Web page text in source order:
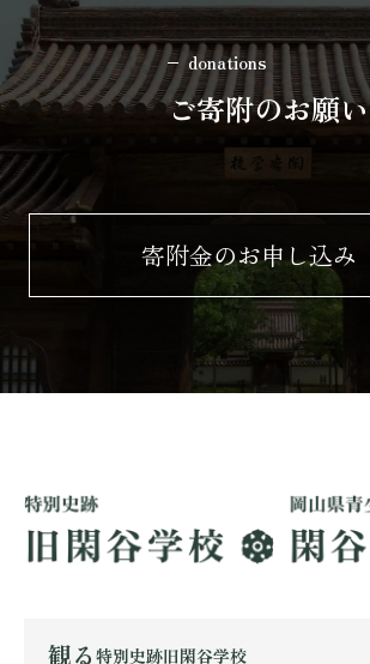
donations
ご寄附のお願い
寄附金のお申し込み
観る 特別史跡旧閑谷学校